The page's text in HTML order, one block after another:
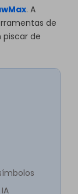
. A
de
de